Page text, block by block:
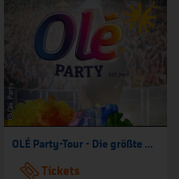
OLÉ Party-Tour - Die größte Mallorca Party-Tour der Welt
Tickets